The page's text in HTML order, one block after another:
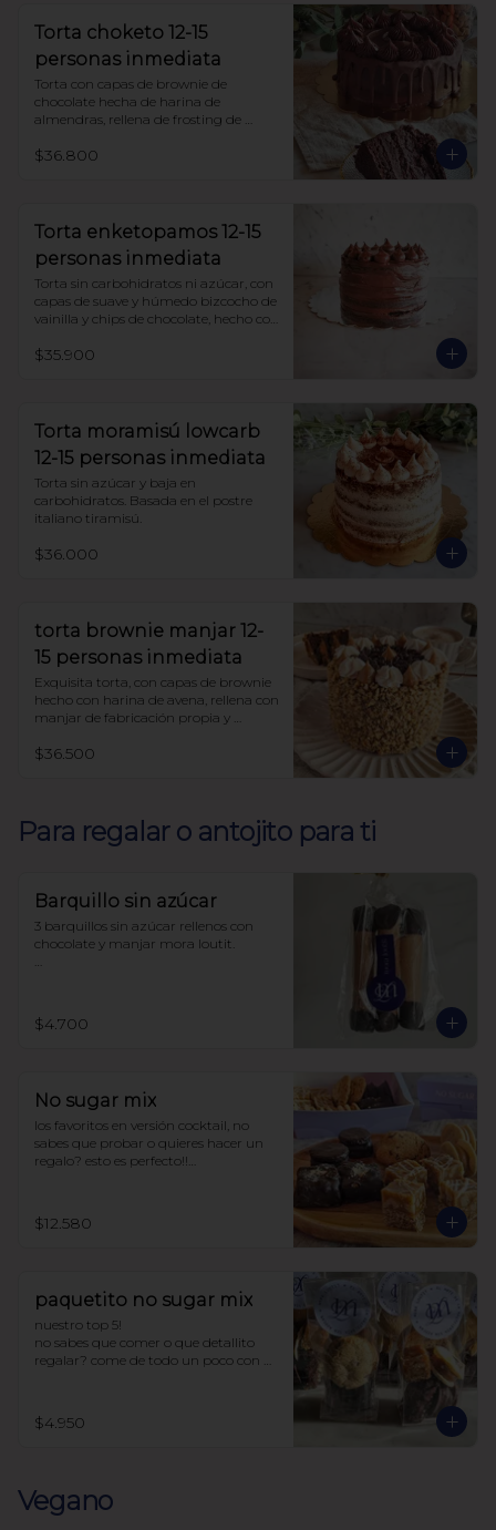
Torta choketo 12-15
personas inmediata
Torta con capas de brownie de
chocolate hecha de harina de
almendras, rellena de frosting de
$36.800
Torta enketopamos 12-15
personas inmediata
Torta sin carbohidratos ni azúcar, con
capas de suave y húmedo bizcocho de
vainilla y chips de chocolate, hecho con
rellena con frosting queso crema y
$35.900
Torta moramisú lowcarb
12-15 personas inmediata
Torta sin azúcar y baja en
carbohidratos. Basada en el postre
italiano tiramisú.
$36.000
torta brownie manjar 12-
15 personas inmediata
Exquisita torta, con capas de brownie
hecho con harina de avena, rellena con
manjar de fabricación propia y
endulzado con alulosa.
$36.500
Para regalar o antojito para ti
Barquillo sin azúcar
3 barquillos sin azúcar rellenos con
chocolate y manjar mora loutit.
$4.700
No sugar mix
los favoritos en versión cocktail, no
sabes que probar o quieres hacer un
regalo? esto es perfecto!!
4 chilenitos
2 cookie avena
todo endulzado con alulosa.
$12.580
paquetito no sugar mix
nuestro top 5!
no sabes que comer o que detallito
regalar? come de todo un poco con
Incluye:
1 cookie avena
1 snicker
$4.950
Vegano